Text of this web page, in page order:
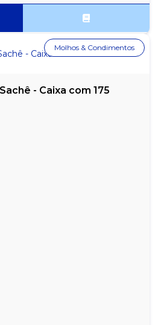
- Caixa com 175
Molhos & Condimentos